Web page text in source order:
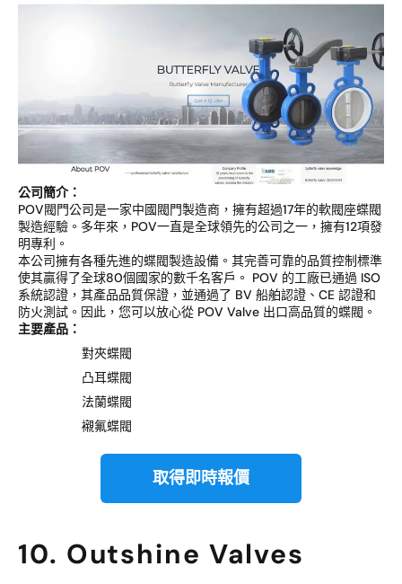
公司簡介：
POV閥門公司是一家中國閥門製造商，擁有超過17年的軟閥座蝶閥
製造經驗。多年來，POV一直是全球領先的公司之一，擁有12項發
明專利。
本公司擁有各種先進的蝶閥製造設備。其完善可靠的品質控制標準
使其贏得了全球80個國家的數千名客戶。 POV 的工廠已通過 ISO
系統認證，其產品品質保證，並通過了 BV 船舶認證、CE 認證和
防火測試。因此，您可以放心從 POV Valve 出口高品質的蝶閥。
主要產品：
對夾蝶閥
凸耳蝶閥
法蘭蝶閥
襯氟蝶閥
取得即時報價
10. Outshine Valves